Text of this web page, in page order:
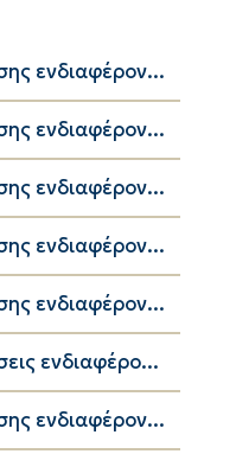
ενδιαφέρον...
ενδιαφέρον...
ενδιαφέρον...
ενδιαφέρον...
ενδιαφέρον...
ενδιαφέρο...
ενδιαφέρον...